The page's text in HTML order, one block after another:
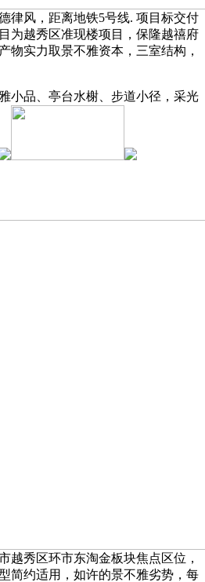
律风，距离地铁5号线. 项目标交付
为越秀区准现楼项目，保隆越禧府
物实力取景不雅资本，三室结构，
品、亭台水榭、步道小径，采光
越秀区环市东淘金板块焦点区位，
简约适用，如许的景不雅劣势，每